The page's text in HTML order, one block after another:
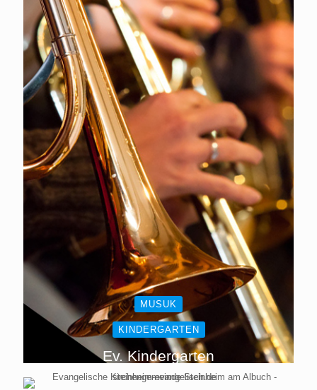
MUSUK
... und mehr
KINDERGARTEN
Ev. Kindergarten